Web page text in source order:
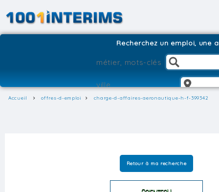
Recherchez un emploi, une
Accueil offres-d-emploi charge-d-affaires-aeronautique-h-f-399342
Retour à ma recherche